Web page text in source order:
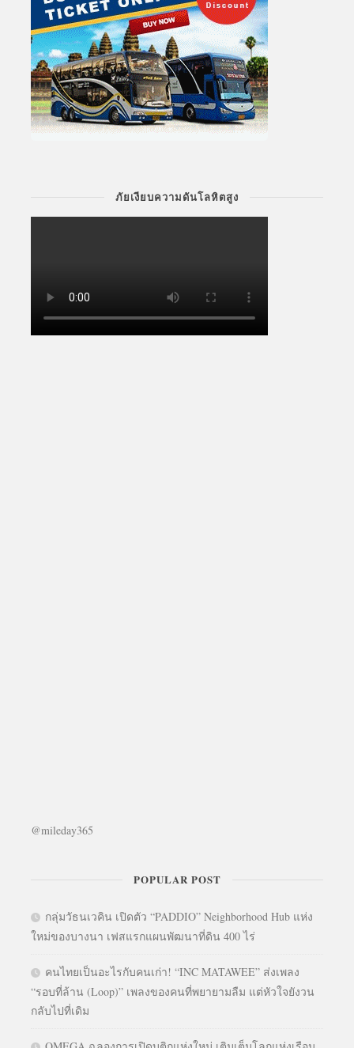
ภัยเงียบความดันโลหิตสูง
@mileday365
POPULAR POST
กลุ่มวัธนเวคิน เปิดตัว “PADDIO” Neighborhood Hub แห่ง
ใหม่ของบางนา เฟสแรกแผนพัฒนาที่ดิน 400 ไร่
คนไทยเป็นอะไรกับคนเก่า! “INC MATAWEE” ส่งเพลง
“รอบที่ล้าน (Loop)” เพลงของคนที่พยายามลืม แต่หัวใจยังวน
กลับไปที่เดิม